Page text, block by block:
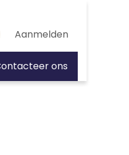
Aanmelden
ons